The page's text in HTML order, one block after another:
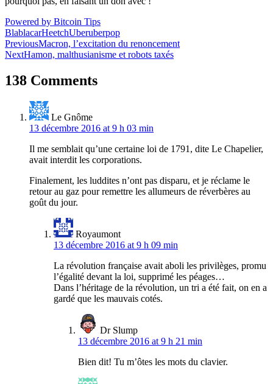
Powered by Bitcoin Tips
BlablacarHeetchUberuberpop
Navigation
de
l’article
PreviousMacron, l’excitation du renoncement
NextHamon, malthusianisme et robots taxés
138 Comments
Le Gnôme
13 décembre 2016 at 9 h 03 min
Il me semblait qu’une certaine loi de 1791, dite Le Chapelier,
avait interdit les corporations.
Finalement, les luddites n’ont pas disparu, et je réclame le
retour au gaz pour remettre les allumeurs de réverbères au
goût du jour.
Royaumont
13 décembre 2016 at 9 h 09 min
La révolution française avait aboli les privilèges, promu
l’égalité devant la loi, supprimé les péages…
Dans l’héritage de la révolution, un tri a été fait, on en a
gardé que les mauvais cotés.
Dr Slump
13 décembre 2016 at 9 h 21 min
Bien dit! Tu m’ôtes les mots du clavier.